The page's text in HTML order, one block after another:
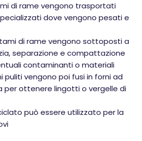
di rame vengono trasportati
dove vengono pesati e
di rame vengono sottoposti a
separazione e compattazione
contaminanti o materiali
puliti vengono poi fusi in forni ad
ottenere lingotti o vergelle di
può essere utilizzato per la